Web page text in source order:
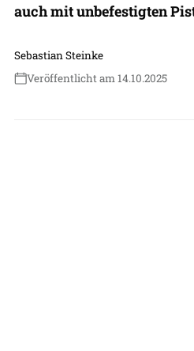
auch mit unbefestigten
Sebastian Steinke
Veröffentlicht am 14.10.2025